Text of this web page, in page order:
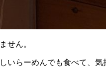
せん。
いらーめんでも食べて、